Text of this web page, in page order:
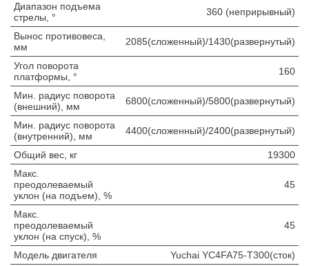
Диапазон подъема
стрелы, °
360 (неприрывный)
Вынос противовеса,
мм
2085(сложенный)/1430(развернутый)
Угол поворота
платформы, °
160
Мин. радиус поворота
(внешний), мм
6800(сложенный)/5800(развернутый)
Мин. радиус поворота
(внутренний), мм
4400(сложенный)/2400(развернутый)
Общий вес, кг
19300
Макс.
преодолеваемый
уклон (на подъем), %
45
Макс.
преодолеваемый
уклон (на спуск), %
45
Модель двигателя
Yuchai YC4FA75-T300(сток)